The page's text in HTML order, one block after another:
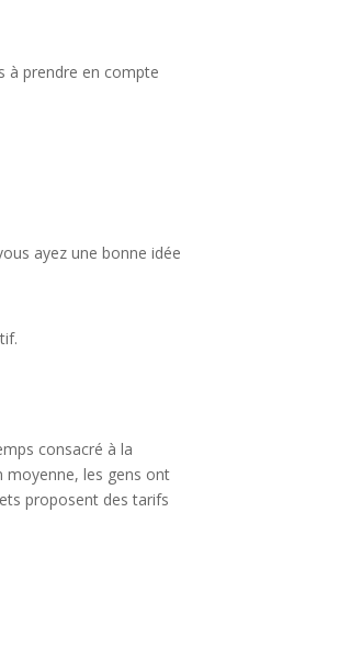
à prendre en compte
ayez une bonne idée
consacré à la
moyenne, les gens ont
proposent des tarifs